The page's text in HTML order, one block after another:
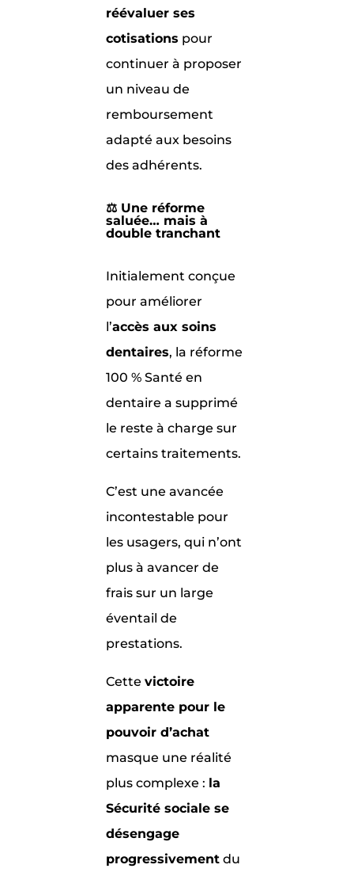
réévaluer ses
cotisations pour
continuer à proposer
un niveau de
remboursement
adapté aux besoins
des adhérents.
⚖️ Une réforme
saluée… mais à
double tranchant
Initialement conçue
pour améliorer
l’accès aux soins
dentaires, la réforme
100 % Santé en
dentaire a supprimé
le reste à charge sur
certains traitements.
C’est une avancée
incontestable pour
les usagers, qui n’ont
plus à avancer de
frais sur un large
éventail de
prestations.
Cettevictoire
apparente pour le
pouvoir d’achat
masque une réalité
plus complexe : la
Sécurité sociale se
désengage
progressivement du